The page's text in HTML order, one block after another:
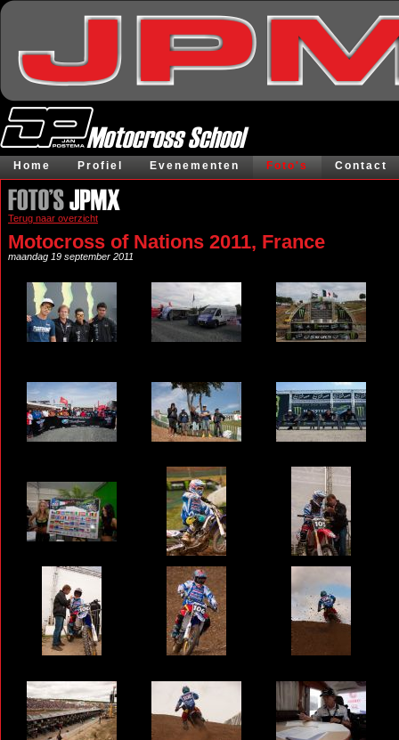
Home Profiel Evenementen Foto's Contact
Terug naar overzicht
Motocross of Nations 2011, France
maandag 19 september 2011